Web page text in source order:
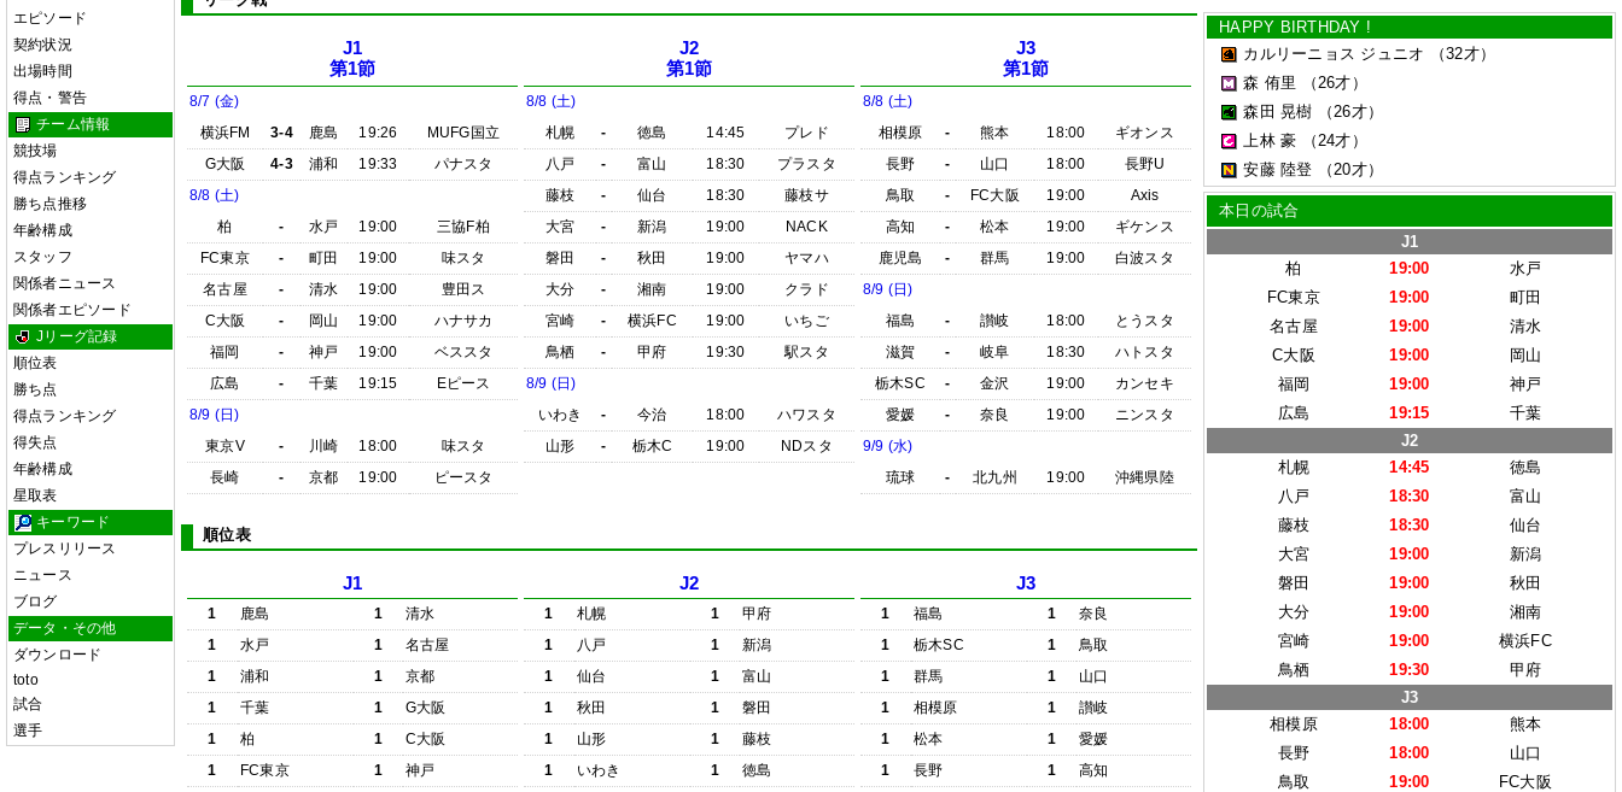
エピソード
契約状況
出場時間
得点・警告
チーム情報
競技場
得点ランキング
勝ち点推移
年齢構成
スタッフ
関係者ニュース
関係者エピソード
Jリーグ記録
順位表
勝ち点
得点ランキング
得失点
年齢構成
星取表
キーワード
プレスリリース
ニュース
ブログ
データ・その他
ダウンロード
toto
試合
選手
J1
第1節
8/7 (金)
横浜FM
3-4 鹿島 19:26
MUFG国立
G大阪
4-3 浦和 19:33
パナスタ
8/8 (土)
柏
- 水戸 19:00
三協F柏
FC東京
- 町田 19:00
味スタ
名古屋
- 清水 19:00
豊田ス
C大阪
- 岡山 19:00
ハナサカ
福岡
- 神戸 19:00
ベススタ
広島
- 千葉 19:15
Eピース
8/9 (日)
東京V
- 川崎 18:00
味スタ
長崎
- 京都 19:00 ピースタ
J2
第1節
8/8 (土)
札幌
- 徳島 14:45
プレド
八戸
- 富山 18:30
プラスタ
藤枝
- 仙台 18:30
藤枝サ
大宮
- 新潟 19:00
NACK
磐田
- 秋田 19:00
ヤマハ
大分
- 湘南 19:00
クラド
宮崎
- 横浜FC 19:00
いちご
鳥栖
- 甲府 19:30
駅スタ
8/9 (日)
いわき
- 今治 18:00
ハワスタ
山形
- 栃木C 19:00 NDスタ
J3
第1節
8/8 (土)
相模原
- 熊本 18:00
ギオンス
長野
- 山口 18:00
長野U
鳥取
- FC大阪 19:00
Axis
高知
- 松本 19:00
ギケンス
鹿児島
- 群馬 19:00
白波スタ
8/9 (日)
福島
- 讃岐 18:00
とうスタ
滋賀
- 岐阜 18:30
ハトスタ
栃木SC
- 金沢 19:00
カンセキ
愛媛
- 奈良 19:00
ニンスタ
9/9 (水)
琉球
- 北九州 19:00 沖縄県陸
順位表
J1
1 鹿島 1
清水
1
水戸 1
名古屋
1
浦和 1
京都
1
千葉 1
G大阪
1
柏 1
C大阪
1
FC東京 1
神戸
J2
1 札幌 1
甲府
1
八戸 1
新潟
1
仙台 1
富山
1
秋田 1
磐田
1
山形 1
藤枝
1
いわき 1
徳島
J3
1 福島 1
奈良
1
栃木SC 1
鳥取
1
群馬 1
山口
1
相模原 1
讃岐
1
松本 1
愛媛
1
長野 1
高知
HAPPY BIRTHDAY !
カルリーニョス ジュニオ
（32才）
森 侑里
（26才）
森田 晃樹
（26才）
上林 豪
（24才）
安藤 陸登
（20才）
本日の試合
J1
柏
19:00
水戸
FC東京
19:00
町田
名古屋
19:00
清水
C大阪
19:00
岡山
福岡
19:00
神戸
広島
19:15
千葉
J2
札幌
14:45
徳島
八戸
18:30
富山
藤枝
18:30
仙台
大宮
19:00
新潟
磐田
19:00
秋田
大分
19:00
湘南
宮崎
19:00
横浜FC
鳥栖
19:30
甲府
J3
相模原
18:00
熊本
長野
18:00
山口
鳥取
19:00
FC大阪